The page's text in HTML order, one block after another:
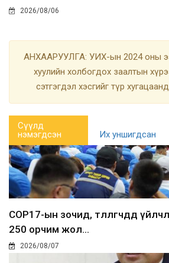
2026/08/06
АНХААРУУЛГА: УИХ-ын 2024 оны
хуулийн холбогдох заалтын
сэтгэгдэл хэсгийг түр
Сүүлд
нэмэгдсэн
Их уншигдсан
COP17-ын зочид, төлөөлөгчдөд
250 орчим жол...
2026/08/07